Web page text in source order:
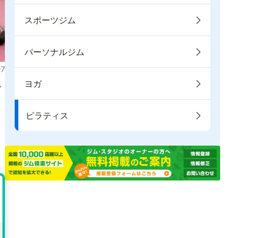
スポーツジム
パーソナルジム
ヨガ
ピラティス